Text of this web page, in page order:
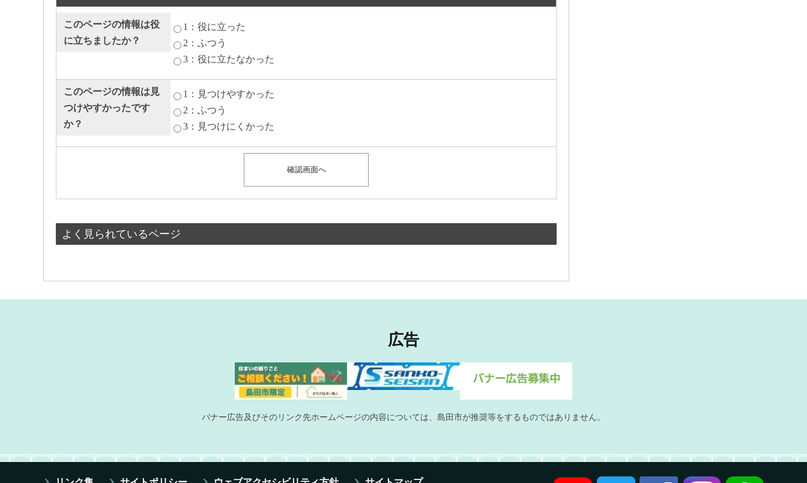
このページの情報は役
に立ちましたか？
1：役に立った
2：ふつう
3：役に立たなかった
このページの情報は見
つけやすかったです
か？
1：見つけやすかった
2：ふつう
3：見つけにくかった
よく見られているページ
広告
バナー広告及びそのリンク先ホームページの内容については、島田市が推奨等をするものではありません。